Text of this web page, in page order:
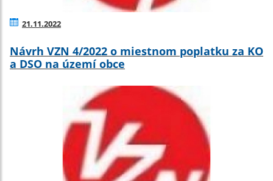
21.11.2022
Návrh VZN 4/2022 o miestnom poplatku za KO
a DSO na území obce